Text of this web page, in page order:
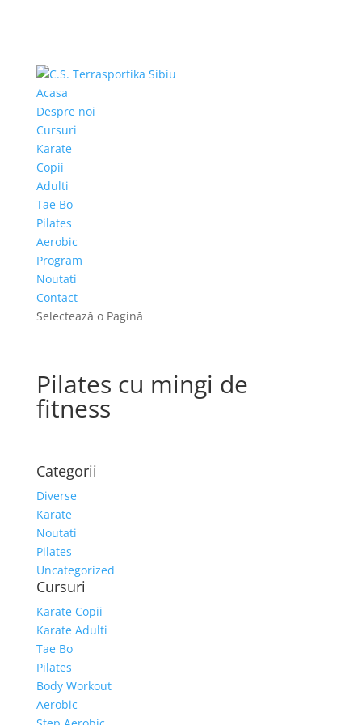
Acasa
Despre noi
Cursuri
Karate
Copii
Adulti
Tae Bo
Pilates
Aerobic
Program
Noutati
Contact
Selectează o Pagină
Pilates cu mingi de
fitness
Categorii
Diverse
Karate
Noutati
Pilates
Uncategorized
Cursuri
Karate Copii
Karate Adulti
Tae Bo
Pilates
Body Workout
Aerobic